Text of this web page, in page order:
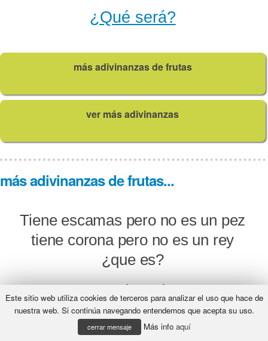
¿Qué será?
más adivinanzas de frutas
ver más adivinanzas
más adivinanzas de frutas...
Tiene escamas pero no es un pez
tiene corona pero no es un rey
¿que es?
¿Qué será?
Este sitio web utiliza cookies de terceros para analizar el uso que hace de
nuestra web. Si continúa navegando entendemos que acepta su uso.
cerrar mensaje Más info aquí